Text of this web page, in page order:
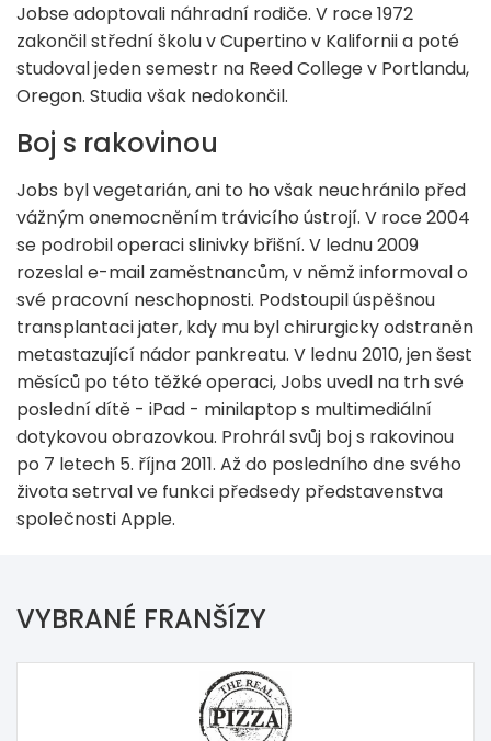
Jobse adoptovali náhradní rodiče. V roce 1972
zakončil střední školu v Cupertino v Kalifornii a poté
studoval jeden semestr na Reed College v Portlandu,
Oregon. Studia však nedokončil.
Boj s rakovinou
Jobs byl vegetarián, ani to ho však neuchránilo před
vážným onemocněním trávicího ústrojí. V roce 2004
se podrobil operaci slinivky břišní. V lednu 2009
rozeslal e-mail zaměstnancům, v němž informoval o
své pracovní neschopnosti. Podstoupil úspěšnou
transplantaci jater, kdy mu byl chirurgicky odstraněn
metastazující nádor pankreatu. V lednu 2010, jen šest
měsíců po této těžké operaci, Jobs uvedl na trh své
poslední dítě - iPad - minilaptop s multimediální
dotykovou obrazovkou. Prohrál svůj boj s rakovinou
po 7 letech 5. října 2011. Až do posledního dne svého
života setrval ve funkci předsedy představenstva
společnosti Apple.
VYBRANÉ FRANŠÍZY